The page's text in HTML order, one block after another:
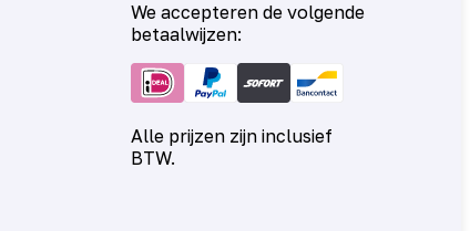
We accepteren de volgende
betaalwijzen:
Alle prijzen zijn inclusief
BTW.